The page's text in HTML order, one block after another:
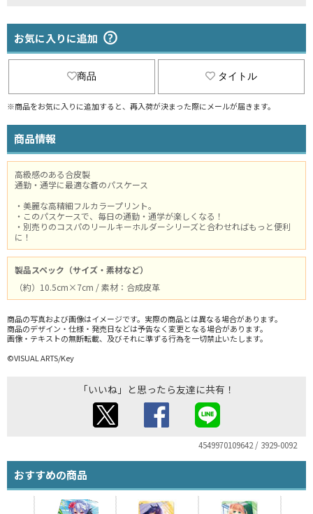
お気に入りに追加
商品 タイトル
※商品をお気に入りに追加すると、再入荷が決まった際にメールが届きます。
商品情報
高級感のある合皮製
通勤・通学に最適な蒼のパスケース
・美麗な高精細フルカラープリント。
・このパスケースで、毎日の通勤・通学が楽しくなる！
・別売りのコスパのリールキーホルダーシリーズと合わせればもっと便利
に！
製品スペック（サイズ・素材など）
（約）10.5cm×7cm / 素材：合成皮革
商品の写真および画像はイメージです。実際の商品とは異なる場合があります。
商品のデザイン・仕様・発売日などは予告なく変更となる場合があります。
画像・テキストの無断転載、及びそれに準ずる行為を一切禁止いたします。
©VISUAL ARTS/Key
「いいね」と思ったら友達に共有！
4549970109642 / 3929-0092
おすすめの商品